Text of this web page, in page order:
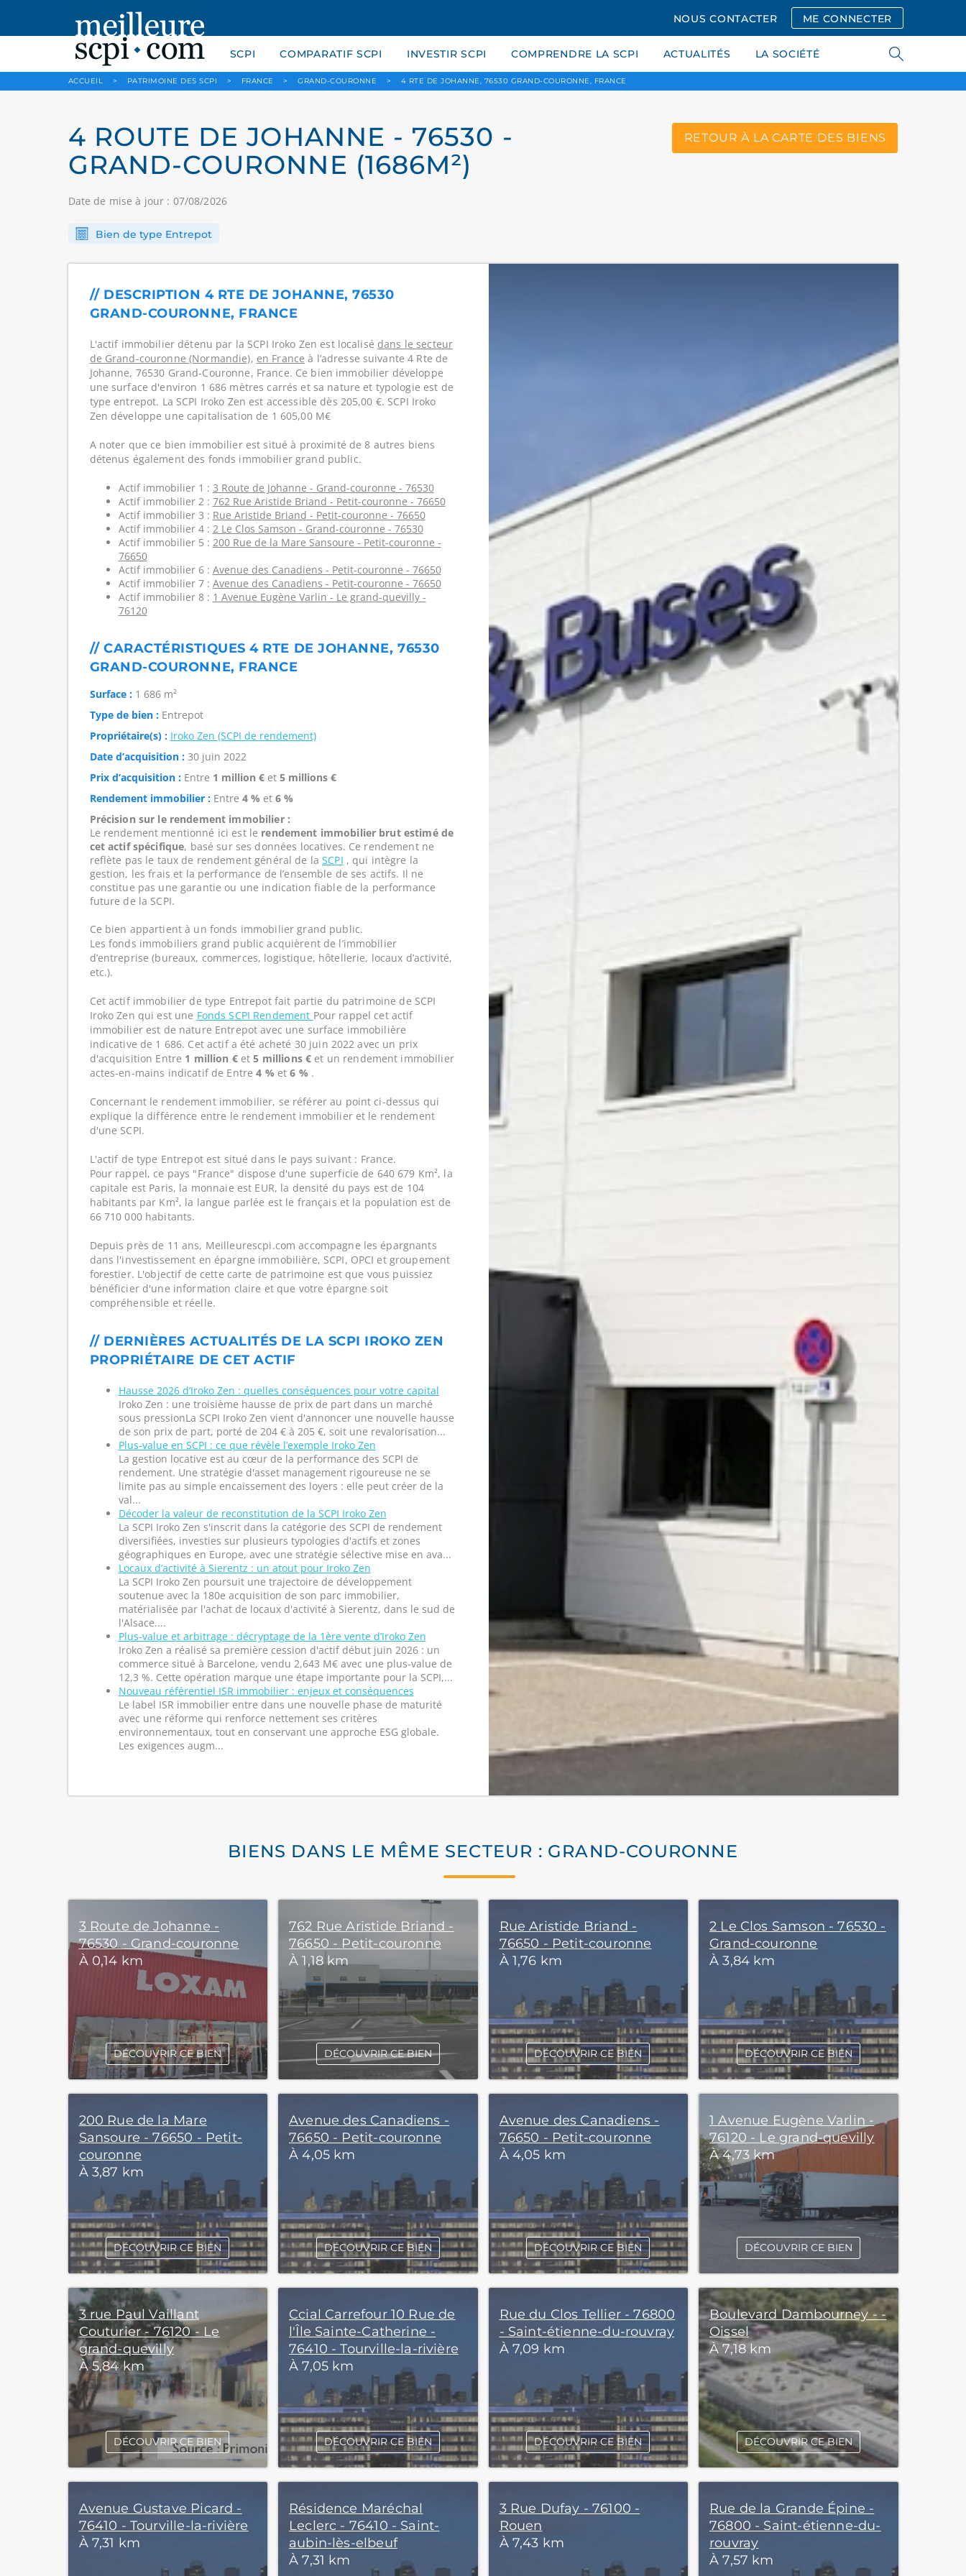
NOUS CONTACTER ME CONNECTER
SCPI COMPARATIF SCPI INVESTIR SCPI COMPRENDRE LA SCPI ACTUALITÉS LA SOCIÉTÉ
ACCUEIL > PATRIMOINE DES SCPI > FRANCE > GRAND-COURONNE > 4 RTE DE JOHANNE, 76530 GRAND-COURONNE, FRANCE
4 ROUTE DE JOHANNE - 76530 -
GRAND-COURONNE (1686M²)
Date de mise à jour : 07/08/2026
RETOUR À LA CARTE DES BIENS
Bien de type Entrepot
// DESCRIPTION 4 RTE DE JOHANNE, 76530
GRAND-COURONNE, FRANCE
L'actif immobilier détenu par la SCPI Iroko Zen est localisé dans le secteur
de Grand-couronne (Normandie), en France à l’adresse suivante 4 Rte de
Johanne, 76530 Grand-Couronne, France. Ce bien immobilier développe
une surface d'environ 1 686 mètres carrés et sa nature et typologie est de
type entrepot. La SCPI Iroko Zen est accessible dès 205,00 €. SCPI Iroko
Zen développe une capitalisation de 1 605,00 M€
A noter que ce bien immobilier est situé à proximité de 8 autres biens
détenus également des fonds immobilier grand public.
Actif immobilier 1 : 3 Route de Johanne - Grand-couronne - 76530
Actif immobilier 2 : 762 Rue Aristide Briand - Petit-couronne - 76650
Actif immobilier 3 : Rue Aristide Briand - Petit-couronne - 76650
Actif immobilier 4 : 2 Le Clos Samson - Grand-couronne - 76530
Actif immobilier 5 : 200 Rue de la Mare Sansoure - Petit-couronne -
76650
Actif immobilier 6 : Avenue des Canadiens - Petit-couronne - 76650
Actif immobilier 7 : Avenue des Canadiens - Petit-couronne - 76650
Actif immobilier 8 : 1 Avenue Eugène Varlin - Le grand-quevilly -
76120
// CARACTÉRISTIQUES 4 RTE DE JOHANNE, 76530
GRAND-COURONNE, FRANCE
Surface :1 686 m²
Type de bien :Entrepot
Propriétaire(s) : Iroko Zen (SCPI de rendement)
Date d’acquisition :30 juin 2022
Prix d’acquisition :Entre 1 million €et 5 millions €
Rendement immobilier :Entre 4 % et 6 %
Précision sur le rendement immobilier :
Le rendement mentionné ici est le rendement immobilier brut estimé de
cet actif spécifique, basé sur ses données locatives. Ce rendement ne
reflète pas le taux de rendement général de laSCPI , qui intègre la
gestion, les frais et la performance de l’ensemble de ses actifs. Il ne
constitue pas une garantie ou une indication fiable de la performance
future de la SCPI.
Ce bien appartient à un fonds immobilier grand public.
Les fonds immobiliers grand public acquièrent de l’immobilier
d’entreprise (bureaux, commerces, logistique, hôtellerie, locaux d’activité,
etc.).
Cet actif immobilier de type Entrepot fait partie du patrimoine de SCPI
Iroko Zen qui est une Fonds SCPI Rendement Pour rappel cet actif
immobilier est de nature Entrepot avec une surface immobilière
indicative de 1 686. Cet actif a été acheté 30 juin 2022 avec un prix
d'acquisition Entre 1 million €et5 millions € et un rendement immobilier
actes-en-mains indicatif de Entre4 % et6 % .
Concernant le rendement immobilier, se référer au point ci-dessus qui
explique la différence entre le rendement immobilier et le rendement
d'une SCPI.
L'actif de type Entrepot est situé dans le pays suivant : France.
Pour rappel, ce pays "France" dispose d'une superficie de 640 679 Km², la
capitale est Paris, la monnaie est EUR, la densité du pays est de 104
habitants par Km², la langue parlée est le français et la population est de
66 710 000 habitants.
Depuis près de 11 ans, Meilleurescpi.com accompagne les épargnants
dans l'investissement en épargne immobilière, SCPI, OPCI et groupement
forestier. L'objectif de cette carte de patrimoine est que vous puissiez
bénéficier d'une information claire et que votre épargne soit
compréhensible et réelle.
// DERNIÈRES ACTUALITÉS DE LA SCPI IROKO ZEN
PROPRIÉTAIRE DE CET ACTIF
Hausse 2026 d’Iroko Zen : quelles conséquences pour votre capital
Iroko Zen : une troisième hausse de prix de part dans un marché
sous pressionLa SCPI Iroko Zen vient d'annoncer une nouvelle hausse
de son prix de part, porté de 204 € à 205 €, soit une revalorisation...
Plus-value en SCPI : ce que révèle l’exemple Iroko Zen
La gestion locative est au cœur de la performance des SCPI de
rendement. Une stratégie d'asset management rigoureuse ne se
limite pas au simple encaissement des loyers : elle peut créer de la
val...
Décoder la valeur de reconstitution de la SCPI Iroko Zen
La SCPI Iroko Zen s'inscrit dans la catégorie des SCPI de rendement
diversifiées, investies sur plusieurs typologies d'actifs et zones
géographiques en Europe, avec une stratégie sélective mise en ava...
Locaux d’activité à Sierentz : un atout pour Iroko Zen
La SCPI Iroko Zen poursuit une trajectoire de développement
soutenue avec la 180e acquisition de son parc immobilier,
matérialisée par l'achat de locaux d'activité à Sierentz, dans le sud de
l'Alsace....
Plus-value et arbitrage : décryptage de la 1ère vente d’Iroko Zen
Iroko Zen a réalisé sa première cession d'actif début juin 2026 : un
commerce situé à Barcelone, vendu 2,643 M€ avec une plus-value de
12,3 %. Cette opération marque une étape importante pour la SCPI,...
Nouveau référentiel ISR immobilier : enjeux et conséquences
Le label ISR immobilier entre dans une nouvelle phase de maturité
avec une réforme qui renforce nettement ses critères
environnementaux, tout en conservant une approche ESG globale.
Les exigences augm...
BIENS DANS LE MÊME SECTEUR : GRAND-COURONNE
3 Route de Johanne -
76530 - Grand-couronne
À 0,14 km
DÉCOUVRIR CE BIEN
762 Rue Aristide Briand -
76650 - Petit-couronne
À 1,18 km
DÉCOUVRIR CE BIEN
Rue Aristide Briand -
76650 - Petit-couronne
À 1,76 km
DÉCOUVRIR CE BIEN
2 Le Clos Samson - 76530 -
Grand-couronne
À 3,84 km
DÉCOUVRIR CE BIEN
200 Rue de la Mare
Sansoure - 76650 - Petit-
couronne
À 3,87 km
DÉCOUVRIR CE BIEN
Avenue des Canadiens -
76650 - Petit-couronne
À 4,05 km
DÉCOUVRIR CE BIEN
Avenue des Canadiens -
76650 - Petit-couronne
À 4,05 km
DÉCOUVRIR CE BIEN
1 Avenue Eugène Varlin -
76120 - Le grand-quevilly
À 4,73 km
DÉCOUVRIR CE BIEN
3 rue Paul Vaillant
Couturier - 76120 - Le
grand-quevilly
À 5,84 km
DÉCOUVRIR CE BIEN
Ccial Carrefour 10 Rue de
l'Île Sainte-Catherine -
76410 - Tourville-la-rivière
À 7,05 km
DÉCOUVRIR CE BIEN
Rue du Clos Tellier - 76800
- Saint-étienne-du-rouvray
À 7,09 km
DÉCOUVRIR CE BIEN
Boulevard Dambourney - -
Oissel
À 7,18 km
DÉCOUVRIR CE BIEN
Avenue Gustave Picard -
76410 - Tourville-la-rivière
À 7,31 km
Résidence Maréchal
Leclerc - 76410 - Saint-
aubin-lès-elbeuf
À 7,31 km
3 Rue Dufay - 76100 -
Rouen
À 7,43 km
Rue de la Grande Épine -
76800 - Saint-étienne-du-
rouvray
À 7,57 km